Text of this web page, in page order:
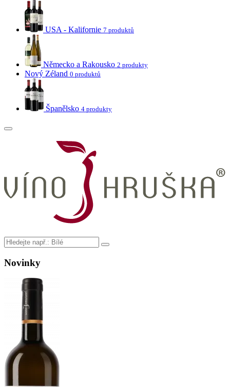
USA - Kalifornie 7 produktů
Německo a Rakousko 2 produkty
Nový Zéland 0 produktů
Španělsko 4 produkty
Novinky